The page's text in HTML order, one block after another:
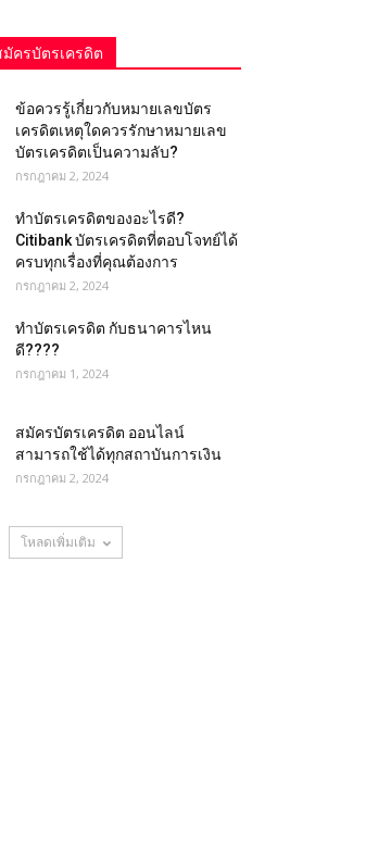
ครบัตรเครดิต
ข้อควรรู้เกี่ยวกับหมายเลขบัตร
เครดิตเหตุใดควรรักษาหมายเลข
บัตรเครดิตเป็นความลับ?
กรกฎาคม 2, 2024
ทำบัตรเครดิตของอะไรดี?
Citibank บัตรเครดิตที่ตอบโจทย์ได้
ครบทุกเรื่องที่คุณต้องการ
กรกฎาคม 2, 2024
ทำบัตรเครดิต กับธนาคารไหน
ดี????
กรกฎาคม 1, 2024
สมัครบัตรเครดิต ออนไลน์
สามารถใช้ได้ทุกสถาบันการเงิน
กรกฎาคม 2, 2024
โหลดเพิ่มเติม